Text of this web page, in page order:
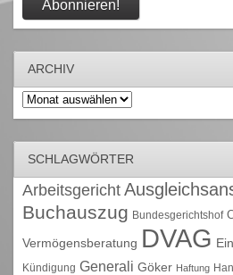
ARCHIV
Archiv
SCHLAGWÖRTER
Arbeitsgericht
Buchauszug Bundesgerichtshof
Vermögensberatung DVAG
Kündigung Generali Göker Haftung